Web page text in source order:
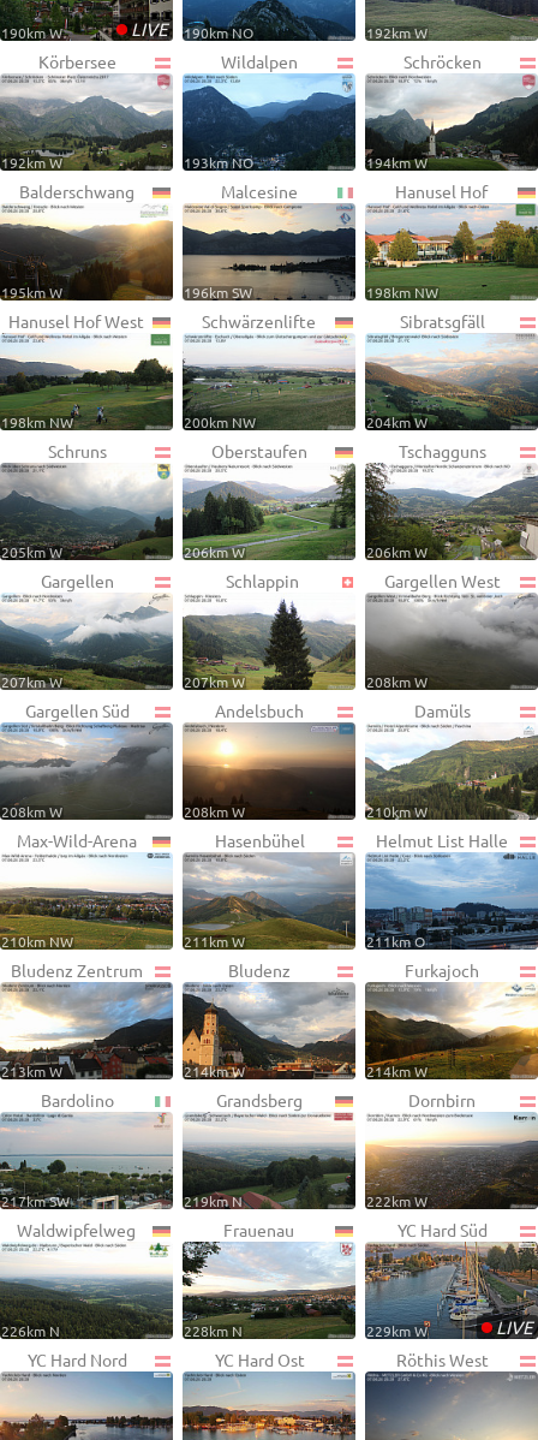
•LIVE
190km W 190km NO 192km W
Körbersee
192km W
Wildalpen
193km NO
Schröcken
194km W
Balderschwang
195km W
Malcesine
196km SW
Hanusel Hof
198km NW
Hanusel Hof West
198km NW
Schwärzenlifte
200km NW
Sibratsgfäll
204km W
Schruns
205km W
Oberstaufen
206km W
Tschagguns
206km W
Gargellen
207km W
Schlappin
207km W
Gargellen West
208km W
Gargellen Süd
208km W
Andelsbuch
208km W
Damüls
210km W
Max-Wild-Arena
210km NW
Hasenbühel
211km W
Helmut List Halle
211km O
Bludenz Zentrum
213km W
Bludenz
214km W
Furkajoch
214km W
Bardolino
217km SW
Grandsberg
219km N
Dornbirn
222km W
Waldwipfelweg
226km N
Frauenau
228km N
YC Hard Süd
•LIVE
229km W
YC Hard Nord YC Hard Ost Röthis West